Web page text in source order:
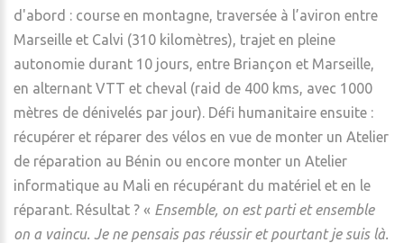
d'abord : course en montagne, traversée à l’aviron entre
Marseille et Calvi (310 kilomètres), trajet en pleine
autonomie durant 10 jours, entre Briançon et Marseille,
en alternant VTT et cheval (raid de 400 kms, avec 1000
mètres de dénivelés par jour). Défi humanitaire ensuite :
récupérer et réparer des vélos en vue de monter un Atelier
de réparation au Bénin ou encore monter un Atelier
informatique au Mali en récupérant du matériel et en le
réparant. Résultat ? « Ensemble, on est parti et ensemble
on a vaincu. Je ne pensais pas réussir et pourtant je suis là.